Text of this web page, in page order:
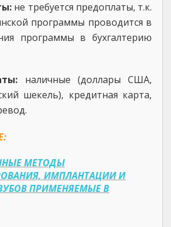
не требуется предоплаты, т.к.
программы проводится в
программы в бухгалтерию
наличные (доллары США,
шекель), кредитная карта,
МЕТОДЫ
ИМПЛАНТАЦИИ И
ПРИМЕНЯЕМЫЕ В